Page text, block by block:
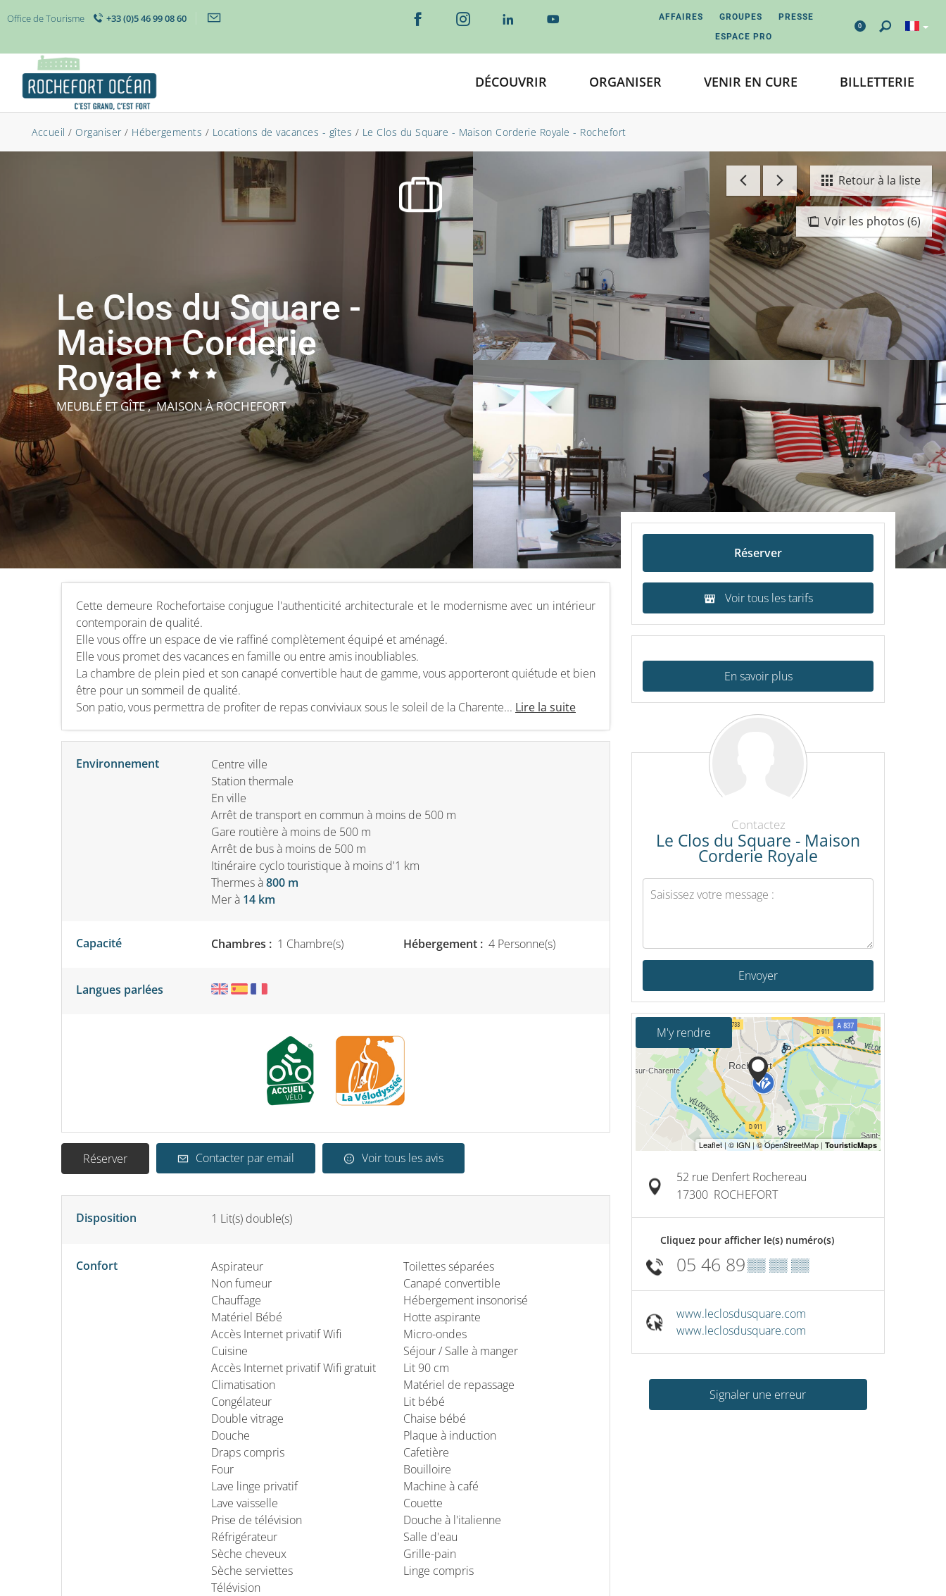
Office de Tourisme +33 (0)5 46 99 08 60 AFFAIRES GROUPES
PRESSE
ESPACE PRO
0
DÉCOUVRIR ORGANISER VENIR EN CURE BILLETTERIE
Accueil / Organiser / Hébergements / Locations de vacances - gîtes / Le Clos du Square - Maison Corderie Royale - Rochefort
Voir les photos (6)
Retour à la liste
Le Clos du Square -
Maison Corderie
Royale
MEUBLÉ ET GÎTE , MAISONÀ ROCHEFORT
Cette demeure Rochefortaise conjugue l'authenticité architecturale et le modernisme avec un intérieur
contemporain de qualité.
Elle vous offre un espace de vie raffiné complètement équipé et aménagé.
Elle vous promet des vacances en famille ou entre amis inoubliables.
La chambre de plein pied et son canapé convertible haut de gamme, vous apporteront quiétude et bien
être pour un sommeil de qualité.
Son patio, vous permettra de profiter de repas conviviaux sous le soleil de la Charente... Lire la suite
Environnement
Centre ville
Station thermale
En ville
Arrêt de transport en commun à moins de 500 m
Gare routière à moins de 500 m
Arrêt de bus à moins de 500 m
Itinéraire cyclo touristique à moins d'1 km
Thermesà800 m
Merà 14 km
Capacité Chambres : 1 Chambre(s) Hébergement : 4 Personne(s)
Langues parlées
Réserver Contacter par email Voir tous les avis
Disposition 1 Lit(s) double(s)
Confort
Aspirateur
Non fumeur
Chauffage
Matériel Bébé
Accès Internet privatif Wifi
Cuisine
Accès Internet privatif Wifi gratuit
Climatisation
Congélateur
Double vitrage
Douche
Draps compris
Four
Lave linge privatif
Lave vaisselle
Prise de télévision
Réfrigérateur
Sèche cheveux
Sèche serviettes
Télévision
Toilettes séparées
Canapé convertible
Hébergement insonorisé
Hotte aspirante
Micro-ondes
Séjour / Salle à manger
Lit 90 cm
Matériel de repassage
Lit bébé
Chaise bébé
Plaque à induction
Cafetière
Bouilloire
Machine à café
Couette
Douche à l'italienne
Salle d'eau
Grille-pain
Linge compris
Réserver
Voir tous les tarifs
En savoir plus
Contactez
Le Clos du Square - Maison
Corderie Royale
Envoyer
M'y rendre
52 rue Denfert Rochereau
17300 ROCHEFORT
Cliquez pour afficher le(s) numéro(s)
05 46 89▒▒ ▒▒ ▒▒
www.leclosdusquare.com
www.leclosdusquare.com
Signaler une erreur